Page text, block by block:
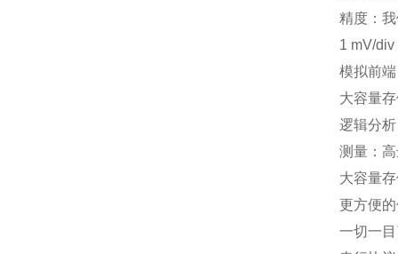
精度：
1 mV/
模拟前
大容量
逻辑分
测量：
大容量
更方便
一切一